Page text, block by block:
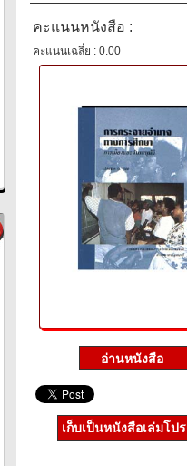
คะแนนหนังสือ :
คะแนนเฉลี่ย : 0.00
เก็บเป็นหนังสือเล่มโป